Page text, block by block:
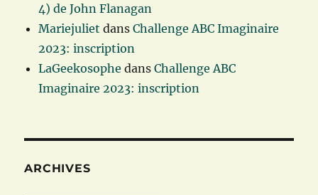
4) de John Flanagan
Mariejuliet dansChallenge ABC Imaginaire
2023: inscription
LaGeekosophe dansChallenge ABC
Imaginaire 2023: inscription
ARCHIVES